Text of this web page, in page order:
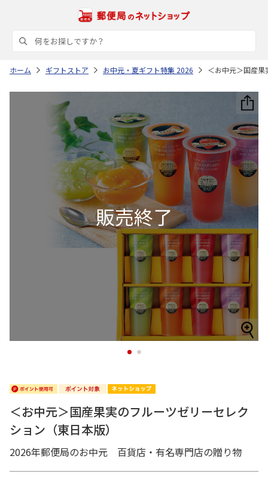
ホーム ギフトストア お中元・夏ギフト特集 2026 ＜お中元＞国産
1 2
＜お中元＞国産果実のフルーツゼリーセレク
ション（東日本版）
2026年郵便局のお中元 百貨店・有名専門店の贈り物